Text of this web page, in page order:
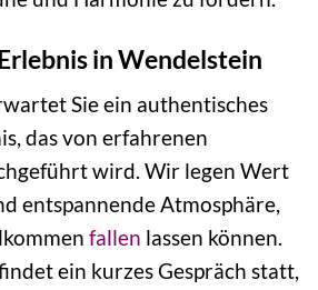
in Wendelstein
Sie ein authentisches
das von erfahrenen
wird. Wir legen Wert
entspannende Atmosphäre,
fallen lassen können.
ein kurzes Gespräch statt,